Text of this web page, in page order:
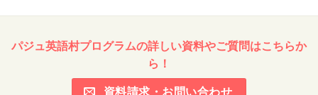
パジュ英語村プログラムの詳しい資料やご質問はこちらか
ら！
資料請求・お問い合わせ